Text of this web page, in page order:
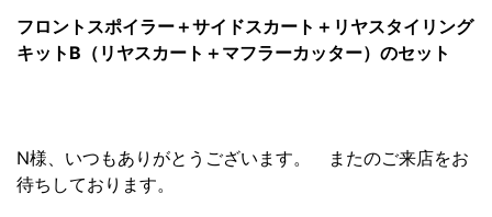
フロントスポイラー＋サイドスカート＋リヤスタイリング
キットB（リヤスカート＋マフラーカッター）のセット
N様、いつもありがとうございます。 またのご来店をお
待ちしております。